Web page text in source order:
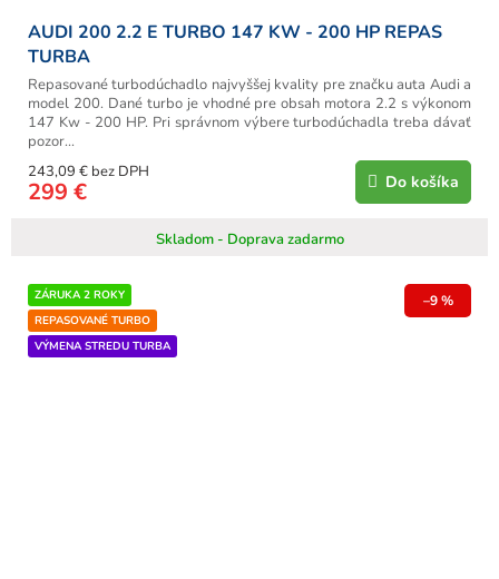
AUDI 200 2.2 E TURBO 147 KW - 200 HP REPAS
TURBA
Skladom - Doprava zadarmo
243,09 € bez DPH
299 € Do košíka
Repasované turbodúchadlo najvyššej kvality pre značku auta Audi a
model 200. Dané turbo je vhodné pre obsah motora 2.2 s výkonom
147 Kw - 200 HP. Pri správnom výbere turbodúchadla treba dávať
pozor...
ZÁRUKA 2 ROKY
REPASOVANÉ TURBO
VÝMENA STREDU TURBA
–9 %